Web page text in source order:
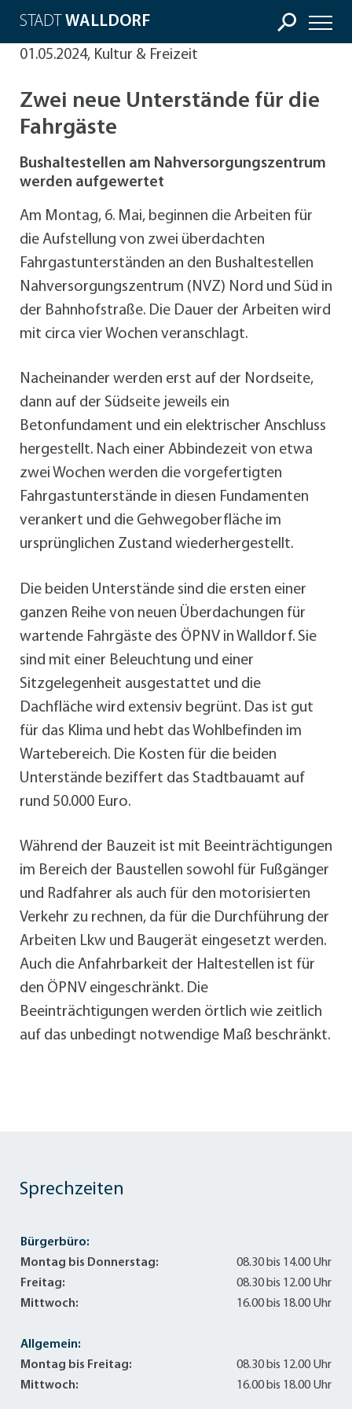
STADT WALLDORF
01.05.2024, Kultur & Freizeit
Zwei neue Unterstände für die
Fahrgäste
Bushaltestellen am Nahversorgungszentrum
werden aufgewertet
Am Montag, 6. Mai, beginnen die Arbeiten für
die Aufstellung von zwei überdachten
Fahrgastunterständen an den Bushaltestellen
Nahversorgungszentrum (NVZ) Nord und Süd in
der Bahnhofstraße. Die Dauer der Arbeiten wird
mit circa vier Wochen veranschlagt.
Nacheinander werden erst auf der Nordseite,
dann auf der Südseite jeweils ein
Betonfundament und ein elektrischer Anschluss
hergestellt. Nach einer Abbindezeit von etwa
zwei Wochen werden die vorgefertigten
Fahrgastunterstände in diesen Fundamenten
verankert und die Gehwegoberfläche im
ursprünglichen Zustand wiederhergestellt.
Die beiden Unterstände sind die ersten einer
ganzen Reihe von neuen Überdachungen für
wartende Fahrgäste des ÖPNV in Walldorf. Sie
sind mit einer Beleuchtung und einer
Sitzgelegenheit ausgestattet und die
Dachfläche wird extensiv begrünt. Das ist gut
für das Klima und hebt das Wohlbefinden im
Wartebereich. Die Kosten für die beiden
Unterstände beziffert das Stadtbauamt auf
rund 50.000 Euro.
Während der Bauzeit ist mit Beeinträchtigungen
im Bereich der Baustellen sowohl für Fußgänger
und Radfahrer als auch für den motorisierten
Verkehr zu rechnen, da für die Durchführung der
Arbeiten Lkw und Baugerät eingesetzt werden.
Auch die Anfahrbarkeit der Haltestellen ist für
den ÖPNV eingeschränkt. Die
Beeinträchtigungen werden örtlich wie zeitlich
auf das unbedingt notwendige Maß beschränkt.
Sprechzeiten
Bürgerbüro:
Montag bis Donnerstag:
08.30 bis 14.00 Uhr
Freitag:
08.30 bis 12.00 Uhr
Mittwoch:
16.00 bis 18.00 Uhr
Allgemein:
Montag bis Freitag:
08.30 bis 12.00 Uhr
Mittwoch:
16.00 bis 18.00 Uhr